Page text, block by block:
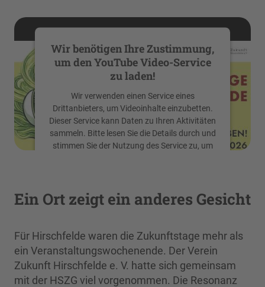
Wir benötigen Ihre Zustimmung,
um den YouTube Video-Service
zu laden!
Wir verwenden einen Service eines
Drittanbieters, um Videoinhalte einzubetten.
Dieser Service kann Daten zu Ihren Aktivitäten
sammeln. Bitte lesen Sie die Details durch und
stimmen Sie der Nutzung des Service zu, um
Mehr Informationen
powered by Usercentrics Consent
Management Platform
Ein Ort zeigt ein anderes Gesicht
Für Hirschfelde waren die Zukunftstage mehr als
ein Veranstaltungswochenende. Der Verein
Zukunft Hirschfelde e. V. hatte sich gemeinsam
mit der HSZG viel vorgenommen. Die Resonanz